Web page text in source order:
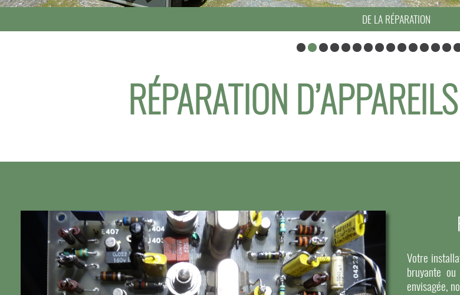
DE LA RÉPARATION
RÉPARATION
Votre
bruyante
envisagée,